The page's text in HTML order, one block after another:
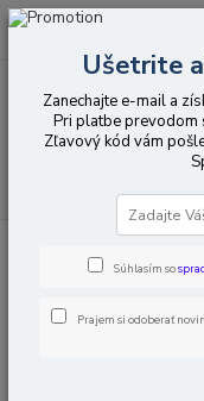
Ušetrite
Zanechajte e-mail a
Pri platbe prevodom
Zľavový kód vám
Súhlasím so
Prajem si odoberať